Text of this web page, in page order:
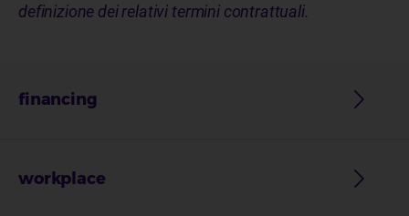
definizione dei relativi termini contrattuali.
financing
workplace